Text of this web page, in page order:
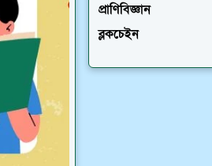
প্রাণিবিজ্ঞান
ব্লকচেইন